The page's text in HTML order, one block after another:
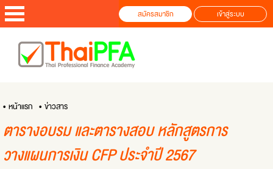
สมัครสมาชิก เข้าสู่ระบบ
• หน้าแรก • ข่าวสาร
ตารางอบรม และตารางสอบ หลักสูตรการ
วางแผนการเงิน CFP ประจำปี 2567